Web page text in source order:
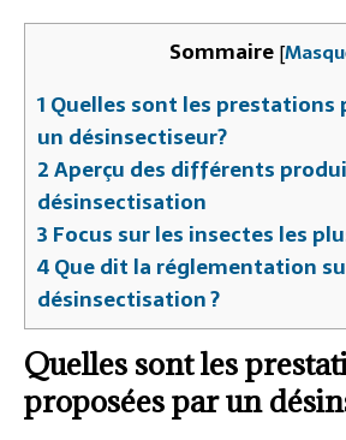
Sommaire [
1 Quelles sont les prestations
un désinsectiseur?
2Aperçu des différents
désinsectisation
3 Focus sur les insectes les
4Que dit la réglementation
désinsectisation ?
Quelles sont les
proposées par un